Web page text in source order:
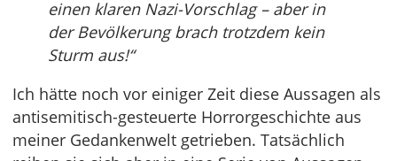
einen klaren Nazi-Vorschlag – aber in
der Bevölkerung brach trotzdem kein
Sturm aus!“
Ich hätte noch vor einiger Zeit diese Aussagen als
antisemitisch-gesteuerte Horrorgeschichte aus
meiner Gedankenwelt getrieben. Tatsächlich